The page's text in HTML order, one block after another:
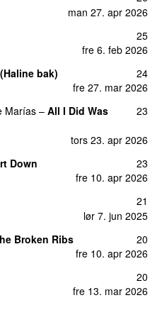
man 27. apr 2026
fre 6. feb 2026
25
bak)
fre 27. mar 2026
24
Marías– All I Did Was
tors 23. apr 2026
23
Down
fre 10. apr 2026
23
lør 7. jun 2025
21
Broken Ribs
fre 10. apr 2026
20
fre 13. mar 2026
20